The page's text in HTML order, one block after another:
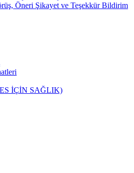
Öneri Şikayet ve Teşekkür Bildirim
İÇİN SAĞLIK)